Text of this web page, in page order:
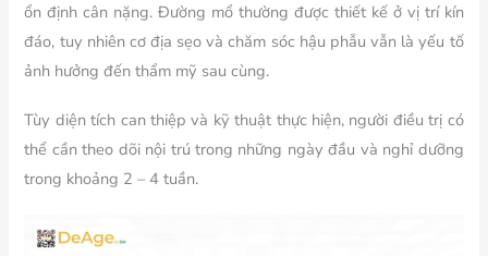
ổn định cân nặng. Đường mổ thường được thiết kế ở vị trí kín
đáo, tuy nhiên cơ địa sẹo và chăm sóc hậu phẫu vẫn là yếu tố
ảnh hưởng đến thẩm mỹ sau cùng.
Tùy diện tích can thiệp và kỹ thuật thực hiện, người điều trị có
thể cần theo dõi nội trú trong những ngày đầu và nghỉ dưỡng
trong khoảng 2 – 4 tuần.